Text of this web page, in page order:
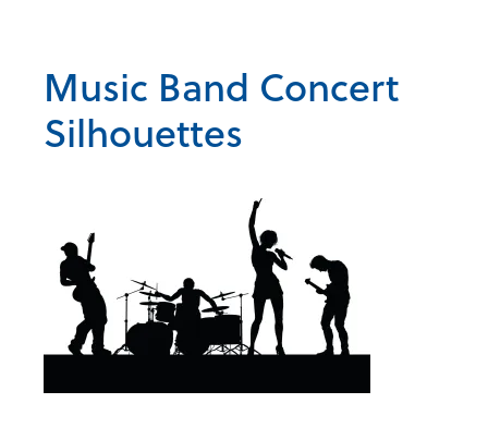
Music Band Concert
Silhouettes